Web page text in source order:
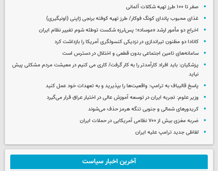
صفر تا ۱۰۰ طرز تهیه شکلات آلمانی
غذای محبوب پاندای کونگ فوکار/ طرز تهیه کوفته برنجی ژاپنی (اونیگیری)
اخراج دو مأمور ارشد «موساد»؛ پس‌لرزه شکست توطئه شوم تغییر نظام ایران
کانادا دو مظنون تیراندازی در نزدیکی کنسولگری آمریکا را بازداشت کرد
سامانه‌های تامین اجتماعی بدون قطعی و اختلال در دسترس است
پزشکیان: باید افراد کارآمدتر را به کار گرفت/ کاری می کنیم در معیشت مردم مشکلی پیش
نیاید
پاسخ قالیباف به ترامپ: واقعیت‌ها را بپذیرید و به تعهدات خود عمل کنید
وزیر علوم: تجربه ایران در توسعه آموزش عالی در اختیار عراق قرار می‌گیرد
کریدورهای شمالی و جنوبی تنگه هرمز حذف می‌شوند
ضربه مغزی بیش از ۷۰۰ نظامی آمریکایی در حملات ایران
لفاظی جدید ترامپ علیه ایران
آخرین اخبار سیاست